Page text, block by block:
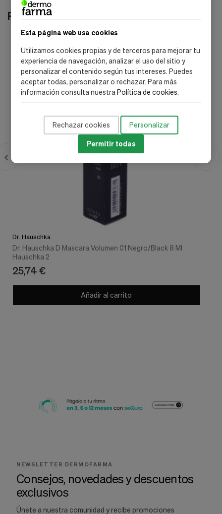
Esta página web usa cookies
Utilizamos cookies propias y de terceros para mejorar tu
experiencia de navegación, analizar el uso del sitio y
personalizar el contenido según tus intereses. Puedes
aceptar todas, personalizar o rechazar. Para más
información consulta nuestraPolítica de cookies.
Rechazar cookies Personalizar
Permitir todas
Productos relacionados
Dr. Hauschka
Dr. Hauschka D Mascara Volumen 01 Negro/Black 8 Ml
Hauschka 2
25,74 €
Añadir al carrito
NEWSLETTER DERMOFARMA
Consejos, novedades y descuentos
exclusivos
Únete a nuestra comunidad y recibe promociones